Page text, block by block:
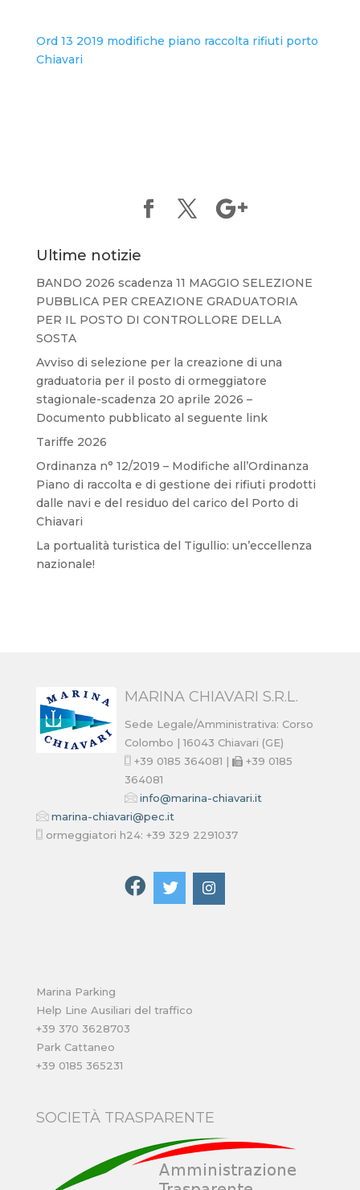
Ord 13 2019 modifiche piano raccolta rifiuti porto
Chiavari
Ultime notizie
BANDO 2026 scadenza 11 MAGGIO SELEZIONE
PUBBLICA PER CREAZIONE GRADUATORIA
PER IL POSTO DI CONTROLLORE DELLA
SOSTA
Avviso di selezione per la creazione di una
graduatoria per il posto di ormeggiatore
stagionale-scadenza 20 aprile 2026 –
Documento pubblicato al seguente link
Tariffe 2026
Ordinanza n° 12/2019 – Modifiche all’Ordinanza
Piano di raccolta e di gestione dei rifiuti prodotti
dalle navi e del residuo del carico del Porto di
Chiavari
La portualità turistica del Tigullio: un’eccellenza
nazionale!
MARINA CHIAVARI S.R.L.
Sede Legale/Amministrativa: Corso
Colombo | 16043 Chiavari (GE)
+39 0185 364081 |
+39 0185
364081
info@marina-chiavari.it
marina-chiavari@pec.it
ormeggiatori h24: +39 329 2291037
Marina Parking
Help Line Ausiliari del traffico
+39 370 3628703
Park Cattaneo
+39 0185 365231
SOCIETÀ TRASPARENTE